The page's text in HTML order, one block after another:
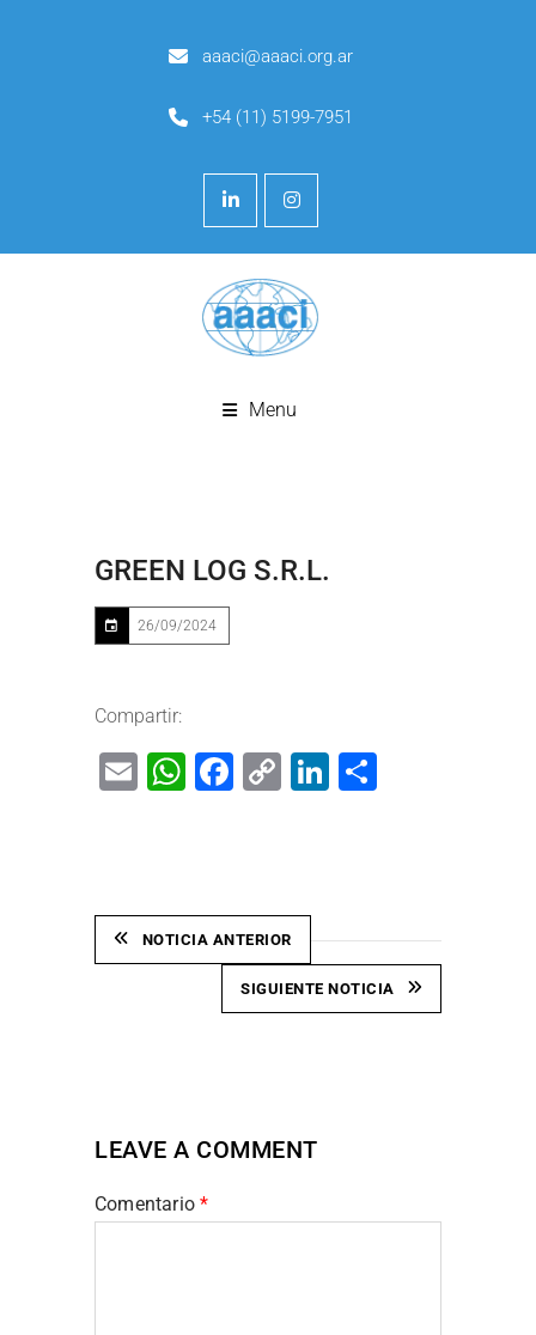
aaaci@aaaci.org.ar
+54 (11) 5199-7951
Menu
GREEN LOG S.R.L.
26/09/2024
Compartir:
EmailWhatsApp
Facebook
CopyLinkedIn
NOTICIA ANTERIOR
SIGUIENTE NOTICIA
LEAVE A COMMENT
Comentario*